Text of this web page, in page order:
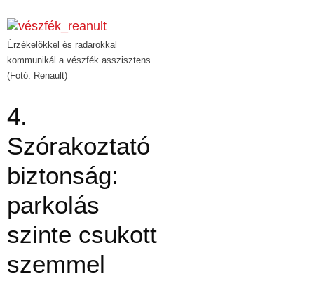
Érzékelőkkel és radarokkal
kommunikál a vészfék asszisztens
(Fotó: Renault)
4.
Szórakoztató
biztonság:
parkolás
szinte csukott
szemmel